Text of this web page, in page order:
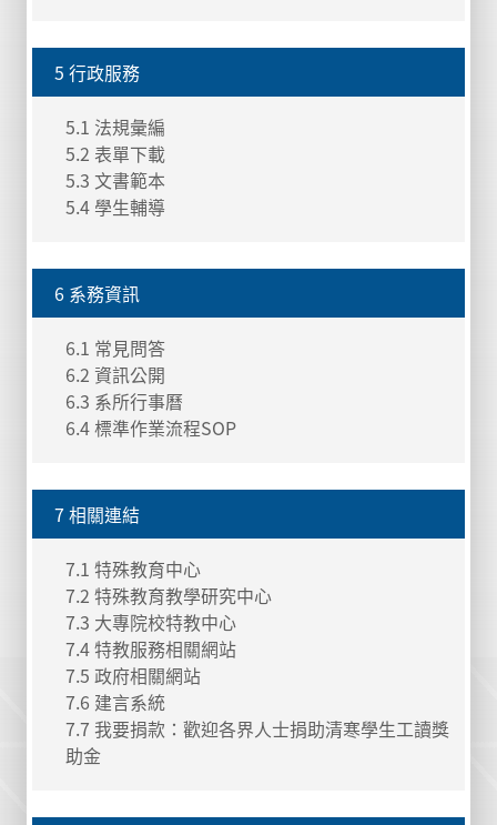
5 行政服務
5.1 法規彙編
5.2 表單下載
5.3 文書範本
5.4 學生輔導
6 系務資訊
6.1 常見問答
6.2 資訊公開
6.3 系所行事曆
6.4 標準作業流程SOP
7 相關連結
7.1 特殊教育中心
7.2 特殊教育教學研究中心
7.3 大專院校特教中心
7.4 特教服務相關網站
7.5 政府相關網站
7.6 建言系統
7.7 我要捐款：歡迎各界人士捐助清寒學生工讀獎
助金